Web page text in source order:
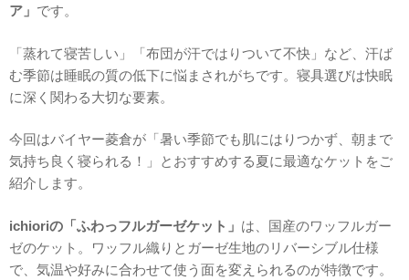
ア」 です。
「蒸れて寝苦しい」「布団が汗ではりついて不快」など、汗ば
む季節は睡眠の質の低下に悩まされがちです。寝具選びは快眠
に深く関わる大切な要素。
今回はバイヤー菱倉が「暑い季節でも肌にはりつかず、朝まで
気持ち良く寝られる！」とおすすめする夏に最適なケットをご
紹介します。
ichioriの「ふわっフルガーゼケット」 は、国産のワッフルガー
ゼのケット。ワッフル織りとガーゼ生地のリバーシブル仕様
で、気温や好みに合わせて使う面を変えられるのが特徴です。